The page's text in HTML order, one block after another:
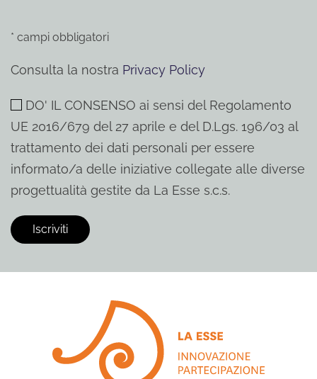
* campi obbligatori
Consulta la nostra Privacy Policy
DO' IL CONSENSO ai sensi del Regolamento
UE 2016/679 del 27 aprile e del D.Lgs. 196/03 al
trattamento dei dati personali per essere
informato/a delle iniziative collegate alle diverse
progettualità gestite da La Esse s.c.s.